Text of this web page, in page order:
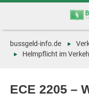
Zum
Zur
ECE 2205 –
bussgeld-info.de
Helmpflicht im